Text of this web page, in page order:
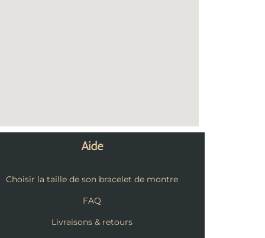
Aide
Choisir la taille de son bracelet de montre
FAQ
Livraisons & retours